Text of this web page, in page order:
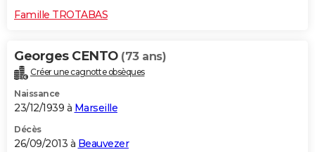
Famille TROTABAS
Georges CENTO (73 ans)
Créer une cagnotte obsèques
Naissance
23/12/1939 à Marseille
Décès
26/09/2013 à Beauvezer